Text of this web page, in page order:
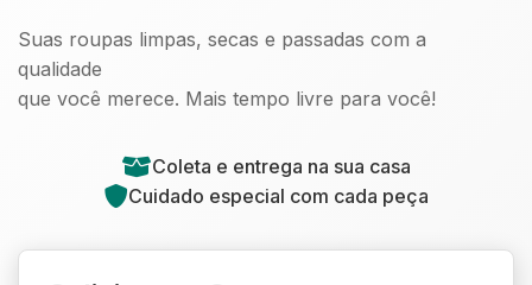
Suas roupas limpas, secas e passadas com a
qualidade
que você merece. Mais tempo livre para você!
Coleta e entrega na sua casa
Cuidado especial com cada peça